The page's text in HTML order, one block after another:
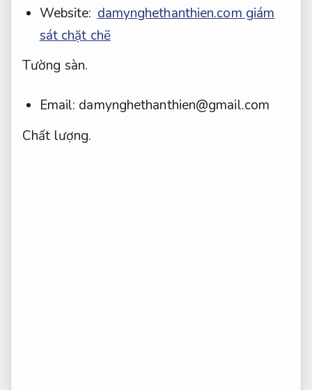
Website: damynghethanthien.com giám
sát chặt chẽ
Tường sàn.
Email: damynghethanthien@gmail.com
Chất lượng.